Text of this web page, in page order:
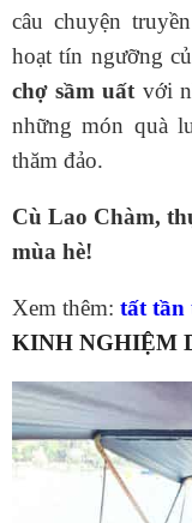
câu chuyện
hoạt tín ngưỡng
chợ sầm uất với
những món quà
thăm đảo.
Cù Lao Chàm,
mùa hè!
Xem thêm: tất tần
KINH NGHIỆM